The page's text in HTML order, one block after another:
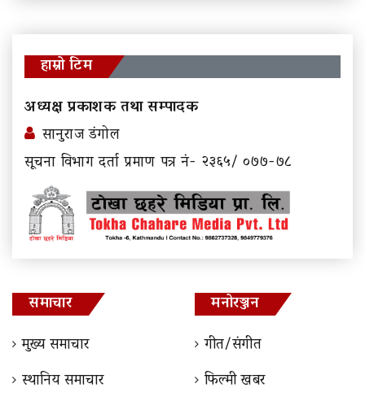
हाम्रो टिम
अध्यक्ष प्रकाशक तथा सम्पादक
सानुराज डंगोल
सूचना विभाग दर्ता प्रमाण पत्र नं- २३६५/ ०७७-७८
समाचार
मुख्य समाचार
स्थानिय समाचार
मनोरञ्जन
गीत/संगीत
फिल्मी खबर